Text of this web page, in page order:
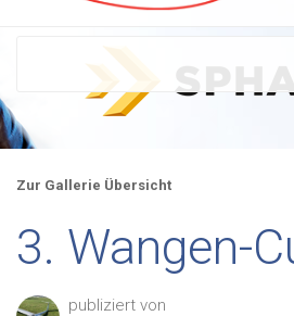
Zur Gallerie Übersicht
3. Wangen-
publiziert von